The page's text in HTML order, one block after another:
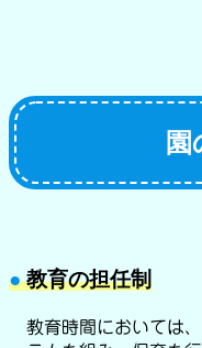
園
●教育の担任制
教育時間においては